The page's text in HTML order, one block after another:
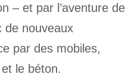
– et par l’aventure de
de nouveaux
par des mobiles,
le béton.